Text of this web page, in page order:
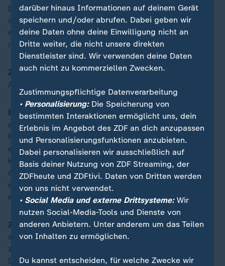
benötigt werden, auch wirklich zu erreichen. Sie sehen
also, dass die Nato-Staaten das insgesamt sehr wohl
erkannt haben, dass das Bemühen groß ist und man
nach vorne geht.
ZDFheute:Was, wenn Deutschland die neuen
Anforderungen nicht schafft?
Badia:Die kleineren Nationen richten sich ganz stark
an Deutschland aus. Deutschland ist eine
Führungsnation und beispielgebend. Und natürlich ist
eine Glaubwürdigkeitsfrage damit verbunden. […] Ich
kann nur dafür werben, dass diese Glaubwürdigkeit,
die eben über viele, viele Dinge definiert wird, aber
eben auch über Geld, entsprechend beibehalten und
erhalten wird.
ZDFheute:Mit US-Präsident Joe Biden verabschiedet
sich bald ein großer Transatlantiker. Die USA wird sich
zusehends abkehren von Europa, mehr von
Deutschland einfordern.
darüber hinaus Informationen auf deinem Gerät
speichern und/oder abrufen. Dabei geben wir
deine Daten ohne deine Einwilligung nicht an
Dritte weiter, die nicht unsere direkten
Dienstleister sind. Wir verwenden deine Daten
auch nicht zu kommerziellen Zwecken.
Zustimmungspflichtige Datenverarbeitung
• Personalisierung:Die Speicherung von
bestimmten Interaktionen ermöglicht uns, dein
Erlebnis im Angebot des ZDF an dich anzupassen
und Personalisierungsfunktionen anzubieten.
Dabei personalisieren wir ausschließlich auf
Basis deiner Nutzung von ZDF Streaming, der
ZDFheute und ZDFtivi. Daten von Dritten werden
von uns nicht verwendet.
• Social Media und externe Drittsysteme:Wir
nutzen Social-Media-Tools und Dienste von
anderen Anbietern. Unter anderem um das Teilen
von Inhalten zu ermöglichen.
Du kannst entscheiden, für welche Zwecke wir